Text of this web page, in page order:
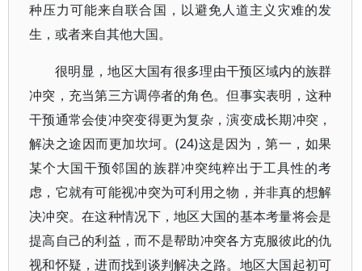
种压力可能来自联合国，以避免人道主义灾难的发
生，或者来自其他大国。
很明显，地区大国有很多理由干预区域内的族群
冲突，充当第三方调停者的角色。但事实表明，这种
干预通常会使冲突变得更为复杂，演变成长期冲突，
解决之途因而更加坎坷。(24)这是因为，第一，如果
某个大国干预邻国的族群冲突纯粹出于工具性的考
虑，它就有可能视冲突为可利用之物，并非真的想解
决冲突。在这种情况下，地区大国的基本考量将会是
提高自己的利益，而不是帮助冲突各方克服彼此的仇
视和怀疑，进而找到谈判解决之路。地区大国起初可